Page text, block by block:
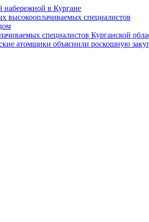
набережной в Кургане
высокооплачиваемых специалистов
специалистов Курганской
атомщики объяснили роскошную